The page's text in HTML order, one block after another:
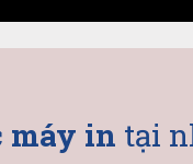
máy in tại